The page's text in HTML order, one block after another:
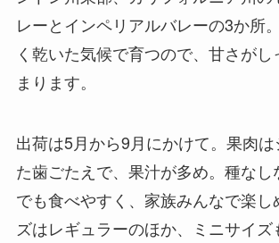
レーとインペリアルバレーの3か所
く乾いた気候で育つので、甘さがし
まります。
出荷は5月から9月にかけて。果肉は
た歯ごたえで、果汁が多め。種なし
でも食べやすく、家族みんなで楽し
ズはレギュラーのほか、ミニサイズ